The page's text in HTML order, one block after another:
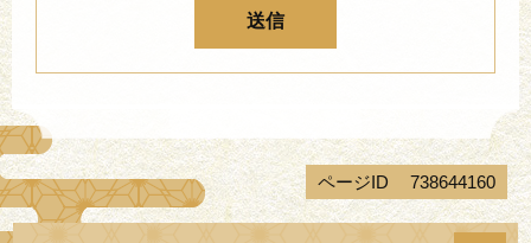
ページID 738644160